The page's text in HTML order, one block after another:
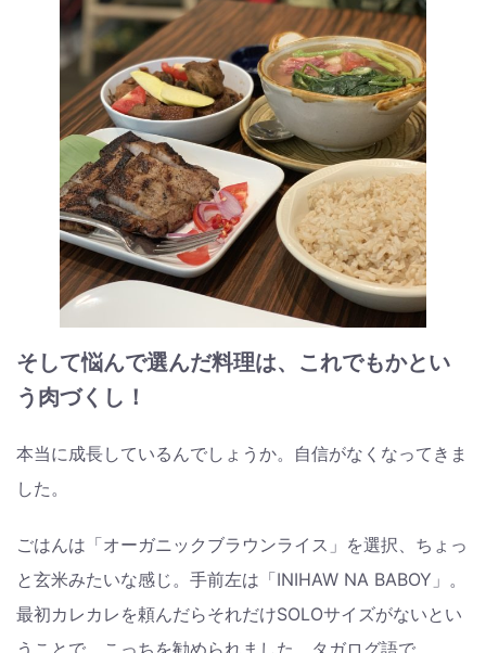
そして悩んで選んだ料理は、これでもかとい
う肉づくし！
本当に成長しているんでしょうか。自信がなくなってきま
した。
ごはんは「オーガニックブラウンライス」を選択、ちょっ
と玄米みたいな感じ。手前左は「INIHAW NA BABOY」。
最初カレカレを頼んだらそれだけSOLOサイズがないとい